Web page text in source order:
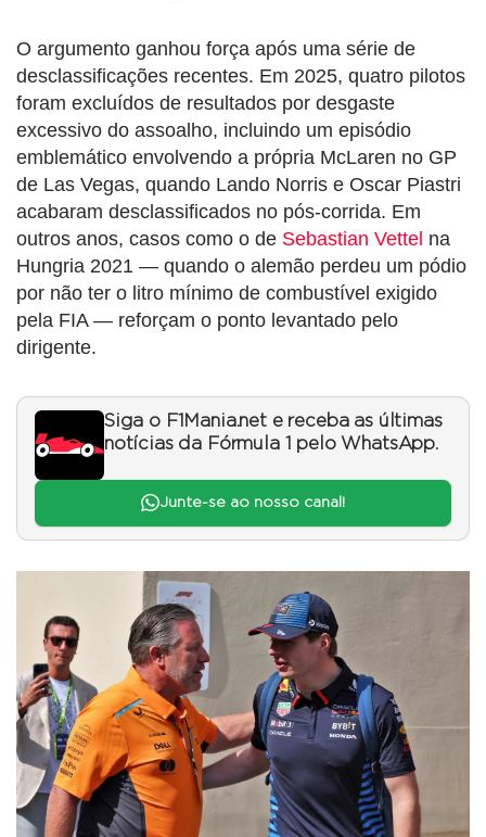
O argumento ganhou força após uma série de
desclassificações recentes. Em 2025, quatro pilotos
foram excluídos de resultados por desgaste
excessivo do assoalho, incluindo um episódio
emblemático envolvendo a própria McLaren no GP
de Las Vegas, quando Lando Norris e Oscar Piastri
acabaram desclassificados no pós-corrida. Em
outros anos, casos como o de Sebastian Vettel na
Hungria 2021 — quando o alemão perdeu um pódio
por não ter o litro mínimo de combustível exigido
pela FIA — reforçam o ponto levantado pelo
dirigente.
Siga o F1Mania.net e receba as últimas
notícias da Fórmula 1 pelo WhatsApp.
Junte-se ao nosso canal!